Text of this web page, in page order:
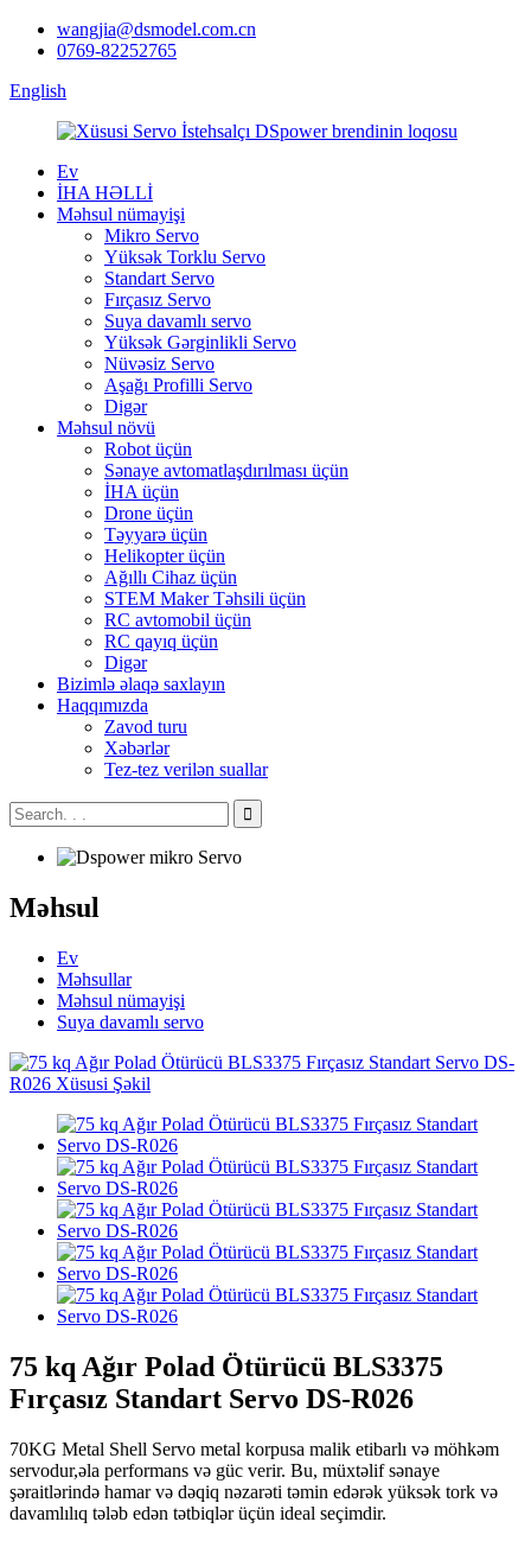
wangjia@dsmodel.com.cn
0769-82252765
English
Ev
İHA HƏLLİ
Məhsul nümayişi
Mikro Servo
Yüksək Torklu Servo
Standart Servo
Fırçasız Servo
Suya davamlı servo
Yüksək Gərginlikli Servo
Nüvəsiz Servo
Aşağı Profilli Servo
Digər
Məhsul növü
Robot üçün
Sənaye avtomatlaşdırılması üçün
İHA üçün
Drone üçün
Təyyarə üçün
Helikopter üçün
Ağıllı Cihaz üçün
STEM Maker Təhsili üçün
RC avtomobil üçün
RC qayıq üçün
Digər
Bizimlə əlaqə saxlayın
Haqqımızda
Zavod turu
Xəbərlər
Tez-tez verilən suallar
Məhsul
Ev
Məhsullar
Məhsul nümayişi
Suya davamlı servo
75 kq Ağır Polad Ötürücü BLS3375
Fırçasız Standart Servo DS-R026
70KG Metal Shell Servo metal korpusa malik etibarlı və möhkəm
servodur,əla performans və güc verir. Bu, müxtəlif sənaye
şəraitlərində hamar və dəqiq nəzarəti təmin edərək yüksək tork və
davamlılıq tələb edən tətbiqlər üçün ideal seçimdir.